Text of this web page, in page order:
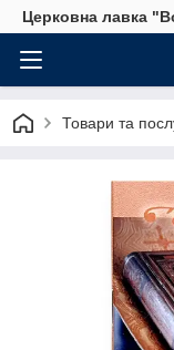
Церковна лавка
Товари та